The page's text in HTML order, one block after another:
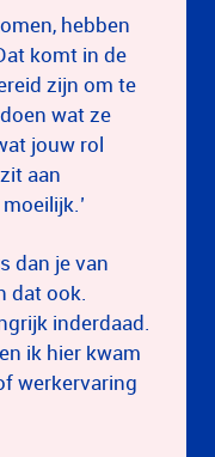
hebben
komt in de
zijn om te
wat ze
jouw rol
aan
dan je van
dat ook.
inderdaad.
ik hier kwam
werkervaring